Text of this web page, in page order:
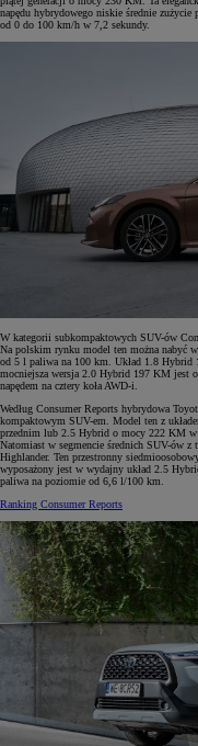
napędu hybrydowego niskie średnie
od 0 do 100 km/h w 7,2 sekundy.
W kategorii subkompaktowych SUV-ów
Na polskim rynku model ten można nabyć
od 5 l paliwa na 100 km. Układ 1.8 Hybrid
mocniejsza wersja 2.0 Hybrid 197 KM jest
napędem na cztery koła AWD-i.
Według Consumer Reports hybrydowa
kompaktowym SUV-em. Model ten z
przednim lub 2.5 Hybrid o mocy 222 KM
Natomiast w segmencie średnich SUV-ów z
Highlander. Ten przestronny
wyposażony jest w wydajny układ 2.5
paliwa na poziomie od 6,6 l/100 km.
Ranking Consumer Reports